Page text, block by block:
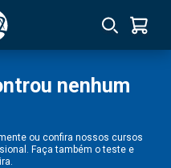
nenhum
ou confira nossos cursos
Faça também o teste e